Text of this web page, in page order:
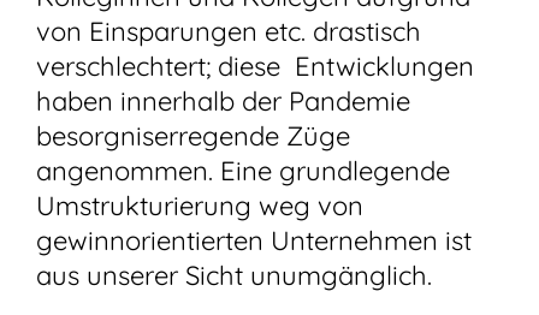
von Einsparungen etc. drastisch
verschlechtert; diese Entwicklungen
haben innerhalb der Pandemie
besorgniserregende Züge
angenommen. Eine grundlegende
Umstrukturierung weg von
gewinnorientierten Unternehmen ist
aus unserer Sicht unumgänglich.